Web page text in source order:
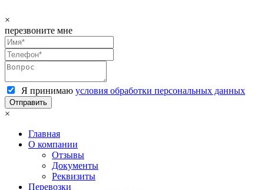
×
перезвоните мне
Я принимаю условия обработки персональных данных
×
Главная
О компании
Отзывы
Документы
Реквизиты
Перевозки